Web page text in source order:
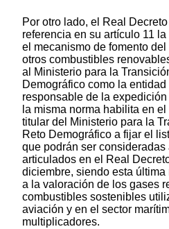
Por otro lado, el Real
referencia en su artículo 11
el mecanismo de fomento
otros combustibles
al Ministerio para la
Demográfico como la
responsable de la
la misma norma habilita en
titular del Ministerio para la
Reto Demográfico a fijar el
que podrán ser
articulados en el Real
diciembre, siendo esta
a la valoración de los gases
combustibles sostenibles
aviación y en el sector
multiplicadores.